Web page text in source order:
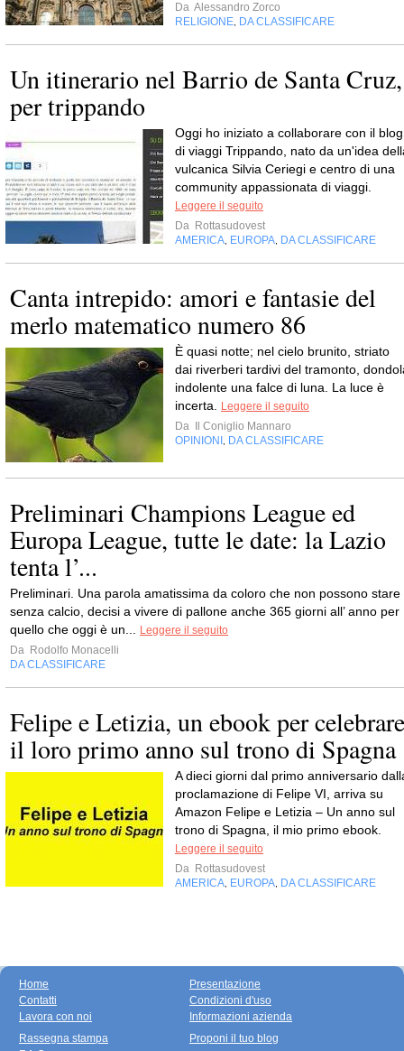
Da Alessandro Zorco
RELIGIONE DA CLASSIFICARE
Un itinerario nel Barrio de Santa Cruz,
per trippando
Oggi ho iniziato a collaborare con il blog
di viaggi Trippando, nato da un'idea
vulcanica Silvia Ceriegi e centro di una
community appassionata di viaggi.
Leggere il seguito
Da Rottasudovest
AMERICA EUROPA DA CLASSIFICARE
Canta intrepido: amori e fantasie del
merlo matematico numero 86
È quasi notte; nel cielo brunito, striato
dai riverberi tardivi del tramonto,
indolente una falce di luna. La luce è
incerta.
Leggere il seguito
Da
Il Coniglio Mannaro
OPINIONI
DA CLASSIFICARE
Preliminari Champions League ed
Europa League, tutte le date: la Lazio
tenta l’...
Preliminari. Una parola amatissima da coloro che non possono stare
senza calcio, decisi a vivere di pallone anche 365 giorni all’ anno per
quello che oggi è un...
Leggere il seguito
Da Rodolfo Monacelli
DA CLASSIFICARE
Felipe e Letizia, un ebook per celebrare
il loro primo anno sul trono di Spagna
A dieci giorni dal primo anniversario
proclamazione di Felipe VI, arriva su
Amazon Felipe e Letizia – Un anno sul
trono di Spagna, il mio primo ebook.
Leggere il seguito
Da Rottasudovest
AMERICA EUROPA DA CLASSIFICARE
Home
Contatti
Lavora con noi
Presentazione
Condizioni d'uso
Informazioni azienda
Rassegna stampa
Proponi il tuo blog